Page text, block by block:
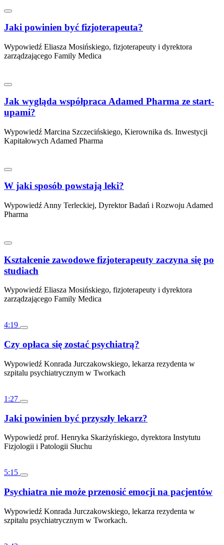
Jaki powinien być fizjoterapeuta?
Wypowiedź Eliasza Mosińskiego, fizjoterapeuty i dyrektora
zarządzającego Family Medica
Jak wygląda współpraca Adamed Pharma ze start-
upami?
Wypowiedź Marcina Szczecińskiego, Kierownika ds. Inwestycji
Kapitałowych Adamed Pharma
W jaki sposób powstają leki?
Wypowiedź Anny Terleckiej, Dyrektor Badań i Rozwoju Adamed
Pharma
Kształcenie zawodowe fizjoterapeuty zaczyna się po
studiach
Wypowiedź Eliasza Mosińskiego, fizjoterapeuty i dyrektora
zarządzającego Family Medica
4:19
Czy opłaca się zostać psychiatrą?
Wypowiedź Konrada Jurczakowskiego, lekarza rezydenta w
szpitalu psychiatrycznym w Tworkach
1:27
Jaki powinien być przyszły lekarz?
Wypowiedź prof. Henryka Skarżyńskiego, dyrektora Instytutu
Fizjologii i Patologii Słuchu
5:15
Psychiatra nie może przenosić emocji na pacjentów
Wypowiedź Konrada Jurczakowskiego, lekarza rezydenta w
szpitalu psychiatrycznym w Tworkach.